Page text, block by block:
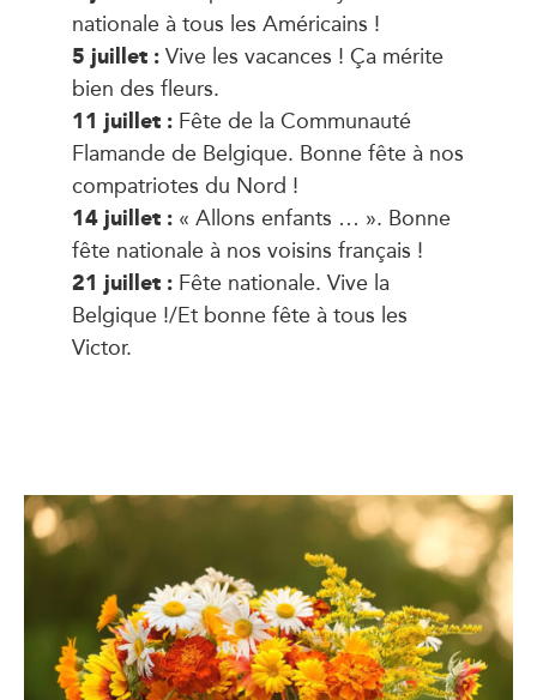
nationale à tous les Américains !
5 juillet :Vive les vacances ! Ça mérite
bien des fleurs.
11 juillet : Fête de la Communauté
Flamande de Belgique. Bonne fête à nos
compatriotes du Nord !
14 juillet : « Allons enfants … ». Bonne
fête nationale à nos voisins français !
21 juillet : Fête nationale. Vive la
Belgique !/Et bonne fête à tous les
Victor.